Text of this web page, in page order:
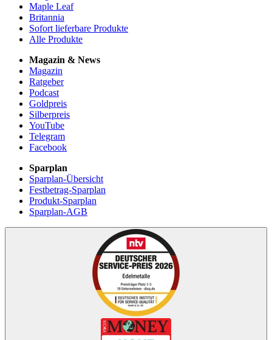
Maple Leaf
Britannia
Sofort lieferbare Produkte
Alle Produkte
Magazin & News
Magazin
Ratgeber
Podcast
Goldpreis
Silberpreis
YouTube
Telegram
Facebook
Sparplan
Sparplan-Übersicht
Festbetrag-Sparplan
Produkt-Sparplan
Sparplan-AGB